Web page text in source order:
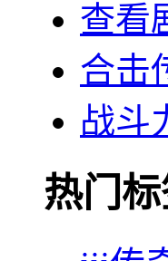
查看
合击
战斗
热门